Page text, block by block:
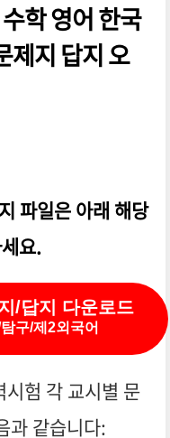
학 영어 한국
제지 답지 오
파일은 아래 해당
요.
/답지 다운로드
구/제2외국어
험 각 교시별 문
과 같습니다: